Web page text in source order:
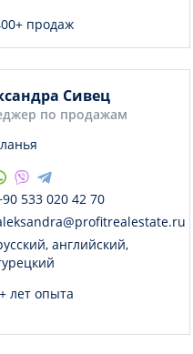
продаж
Сивец
по продажам
533 020 42 70
английский,
лет опыта